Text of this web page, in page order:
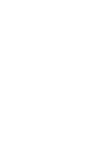
체결 안내 공시.pdf